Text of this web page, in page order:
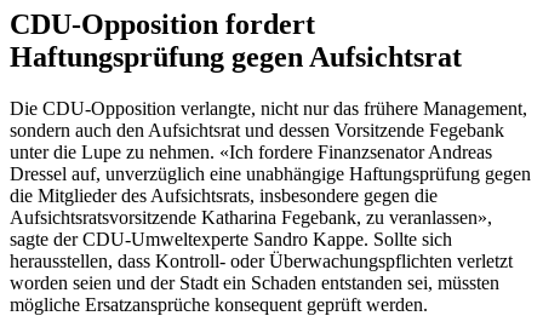
CDU-Opposition fordert
Haftungsprüfung gegen Aufsichtsrat
Die CDU-Opposition verlangte, nicht nur das frühere Management,
sondern auch den Aufsichtsrat und dessen Vorsitzende Fegebank
unter die Lupe zu nehmen. «Ich fordere Finanzsenator Andreas
Dressel auf, unverzüglich eine unabhängige Haftungsprüfung gegen
die Mitglieder des Aufsichtsrats, insbesondere gegen die
Aufsichtsratsvorsitzende Katharina Fegebank, zu veranlassen»,
sagte der CDU-Umweltexperte Sandro Kappe. Sollte sich
herausstellen, dass Kontroll- oder Überwachungspflichten verletzt
worden seien und der Stadt ein Schaden entstanden sei, müssten
mögliche Ersatzansprüche konsequent geprüft werden.